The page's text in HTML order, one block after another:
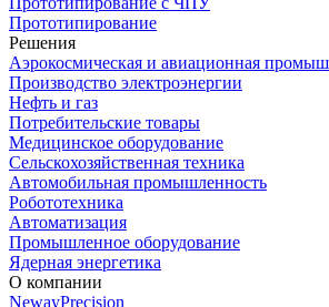
Прототипирование
Решения
Аэрокосмическая и авиационная
Производство электроэнергии
Нефть и газ
Потребительские товары
Медицинское оборудование
Сельскохозяйственная техника
Автомобильная промышленность
Робототехника
Автоматизация
Промышленное оборудование
Ядерная энергетика
О компании
NewayPrecision